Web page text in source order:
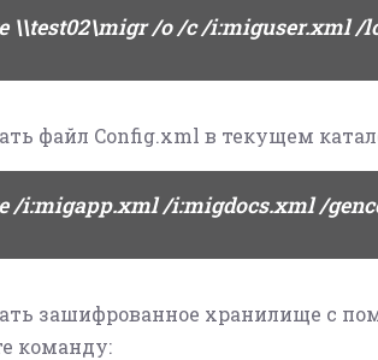
\\test02\migr /o /c /i:miguser.xml /
файл Config.xml в текущем
/i:migapp.xml /i:migdocs.xml /
зашифрованное хранилище с
команду: